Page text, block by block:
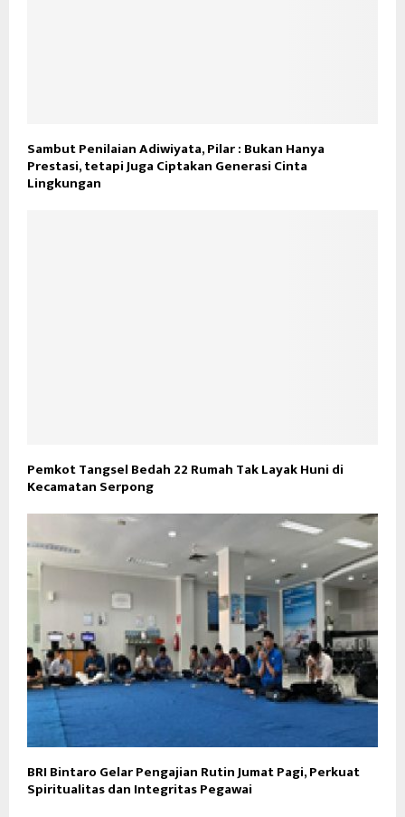
Sambut Penilaian Adiwiyata, Pilar : Bukan Hanya
Prestasi, tetapi Juga Ciptakan Generasi Cinta
Lingkungan
Pemkot Tangsel Bedah 22 Rumah Tak Layak Huni di
Kecamatan Serpong
BRI Bintaro Gelar Pengajian Rutin Jumat Pagi, Perkuat
Spiritualitas dan Integritas Pegawai